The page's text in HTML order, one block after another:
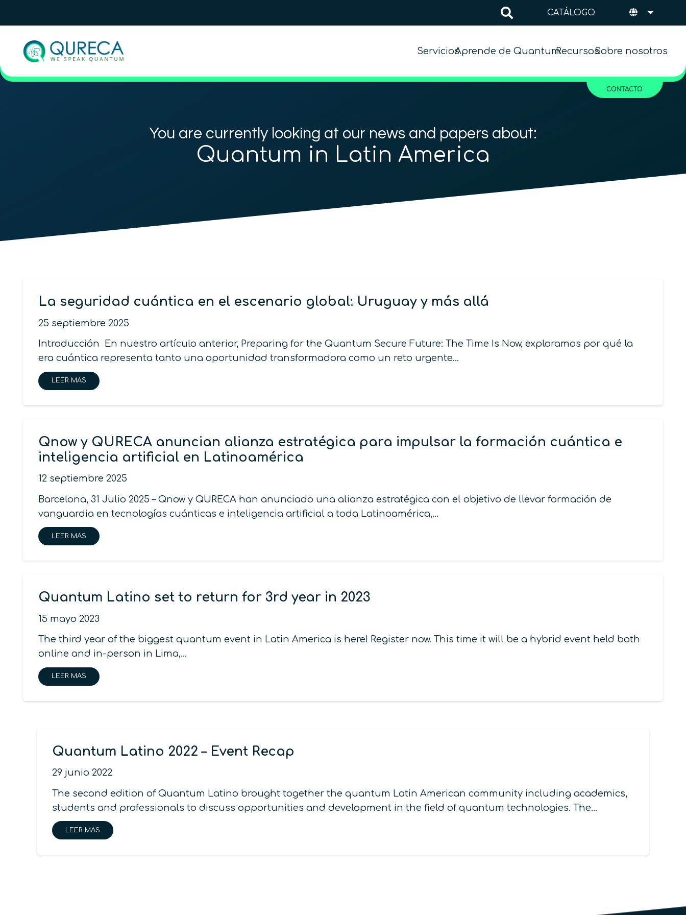
CATÁLOGO
ServiciosAprende de QuantumRecursosSobre nosotros
CONTACTO
You are currently looking at our news and papers about:
Quantum in Latin America
La seguridad cuántica en el escenario global: Uruguay y más allá
25 septiembre 2025
Introducción En nuestro artículo anterior, Preparing for the Quantum Secure Future: The Time Is Now, exploramos por qué la
era cuántica representa tanto una oportunidad transformadora como un reto urgente…
LEER MAS
Qnow y QURECA anuncian alianza estratégica para impulsar la formación cuántica e
inteligencia artificial en Latinoamérica
12 septiembre 2025
Barcelona, 31 Julio 2025 – Qnow y QURECA han anunciado una alianza estratégica con el objetivo de llevar formación de
vanguardia en tecnologías cuánticas e inteligencia artificial a toda Latinoamérica,…
LEER MAS
Quantum Latino set to return for 3rd year in 2023
15 mayo 2023
The third year of the biggest quantum event in Latin America is here! Register now. This time it will be a hybrid event held both
online and in-person in Lima,…
LEER MAS
Quantum Latino 2022 – Event Recap
29 junio 2022
The second edition of Quantum Latino brought together the quantum Latin American community including academics,
students and professionals to discuss opportunities and development in the field of quantum technologies. The…
LEER MAS